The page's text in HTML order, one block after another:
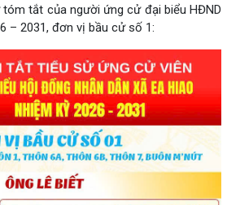
tắt của người ứng cử đại biểu HĐND
– 2031, đơn vị bầu cử số 1: